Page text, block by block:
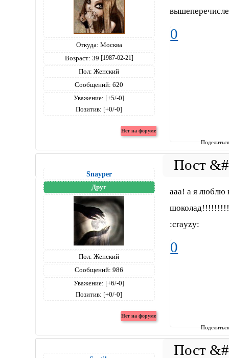
Откуда: Москва
Возраст: 39 [1987-02-21]
Пол: Женский
Сообщений: 620
Уважение: [+5/-0]
Позитив: [+0/-0]
0
Snayper
Друг
Пол: Женский
Сообщений: 986
Уважение: [+6/-0]
Позитив: [+0/-0]
ааа! а я люблю
:crayzy:
0